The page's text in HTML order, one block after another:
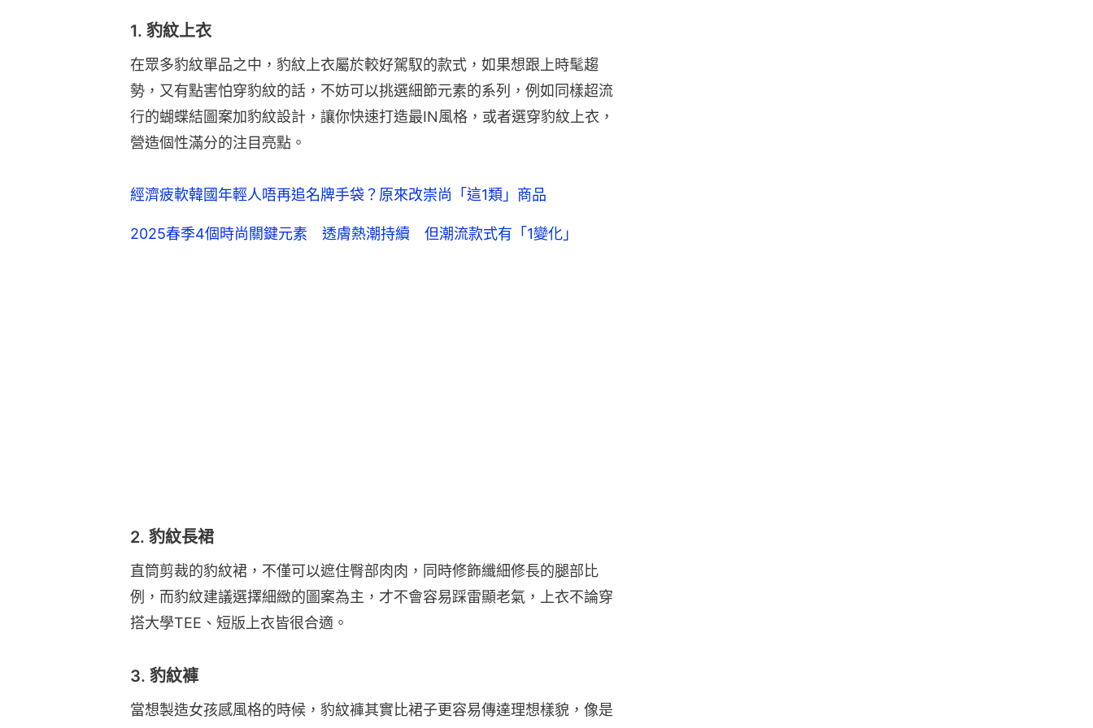
1. 豹紋上衣
在眾多豹紋單品之中，豹紋上衣屬於較好駕馭的款式，如果想跟上時髦趨
勢，又有點害怕穿豹紋的話，不妨可以挑選細節元素的系列，例如同樣超流
行的蝴蝶結圖案加豹紋設計，讓你快速打造最IN風格，或者選穿豹紋上衣，
營造個性滿分的注目亮點。
經濟疲軟韓國年輕人唔再追名牌手袋？原來改崇尚「這1類」商品
2025春季4個時尚關鍵元素 透膚熱潮持續 但潮流款式有「1變化」
2. 豹紋長裙
直筒剪裁的豹紋裙，不僅可以遮住臀部肉肉，同時修飾纖細修長的腿部比
例，而豹紋建議選擇細緻的圖案為主，才不會容易踩雷顯老氣，上衣不論穿
搭大學TEE、短版上衣皆很合適。
3. 豹紋褲
當想製造女孩感風格的時候，豹紋褲其實比裙子更容易傳達理想樣貌，像是